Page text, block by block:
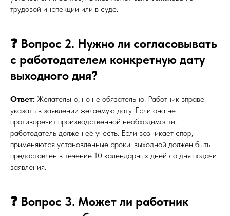
трудовой инспекции или в суде.
❓ Вопрос 2. Нужно ли согласовывать
с работодателем конкретную дату
выходного дня?
Ответ: Желательно, но не обязательно. Работник вправе
указать в заявлении желаемую дату. Если она не
противоречит производственной необходимости,
работодатель должен её учесть. Если возникает спор,
применяются установленные сроки: выходной должен быть
предоставлен в течение 10 календарных дней со дня подачи
заявления.
❓ Вопрос 3. Может ли работник